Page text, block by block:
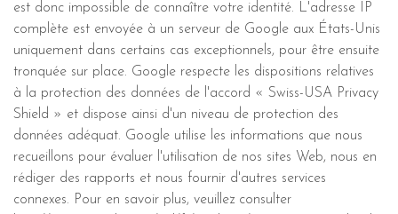
est donc impossible de connaître votre identité. L'adresse IP
complète est envoyée à un serveur de Google aux États-Unis
uniquement dans certains cas exceptionnels, pour être ensuite
tronquée sur place. Google respecte les dispositions relatives
à la protection des données de l'accord « Swiss-USA Privacy
Shield » et dispose ainsi d'un niveau de protection des
données adéquat. Google utilise les informations que nous
recueillons pour évaluer l'utilisation de nos sites Web, nous en
rédiger des rapports et nous fournir d'autres services
connexes. Pour en savoir plus, veuillez consulter